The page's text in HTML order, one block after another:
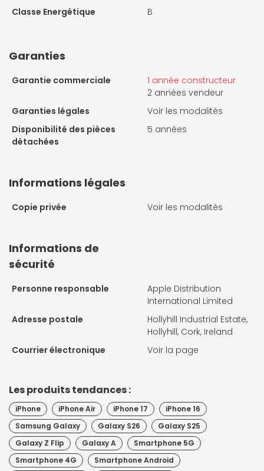
Classe Energétique
B
Garanties
Garantie commerciale
1 année constructeur
2 années vendeur
Garanties légales
Voir les modalités
Disponibilité des pièces
détachées
5 années
Informations légales
Copie privée Voir les modalités
Informations de
sécurité
Personne responsable
Apple Distribution
International Limited
Adresse postale
Hollyhill Industrial Estate,
Hollyhill, Cork, Ireland
Courrier électronique
Voir la page
Les produits tendances :
iPhone iPhone Air iPhone 17
iPhone 16
Samsung Galaxy
Galaxy S26
Galaxy S25
Galaxy Z Flip
Galaxy A
Smartphone 5G
Smartphone 4G
Smartphone Android